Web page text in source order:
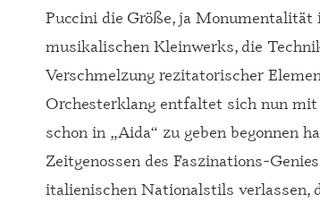
Puccini die Größe, ja
musikalischen Kleinwerks, die
Verschmelzung rezitatorischer
Orchesterklang entfaltet sich nun
schon in „Aida“ zu geben begonnen
Zeitgenossen des Faszinations-
italienischen Nationalstils verlassen,